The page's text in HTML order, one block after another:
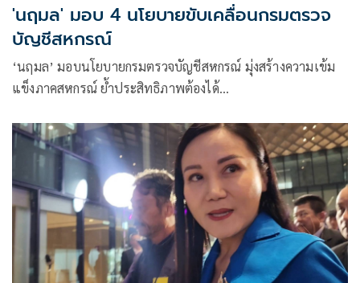
'นฤมล' มอบ 4 นโยบายขับเคลื่อนกรมตรวจ
บัญชีสหกรณ์
‘นฤมล’ มอบนโยบายกรมตรวจบัญชีสหกรณ์ มุ่งสร้างความเข้ม
แข็งภาคสหกรณ์ ย้ำประสิทธิภาพต้องได้